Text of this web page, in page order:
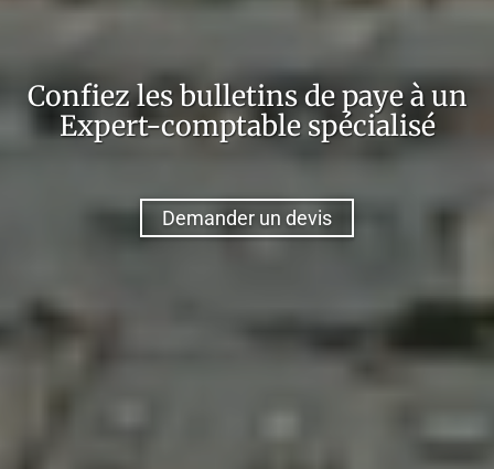
Confiezles bulletins de payeà un
Expert-comptablespécialisé
Demander un devis